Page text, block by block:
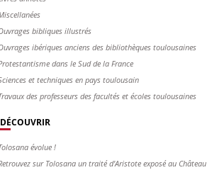
bibliques illustrés
ibériques anciens des bibliothèques toulousaines
dans le Sud de la France
et techniques en pays toulousain
des professeurs des facultés et écoles toulousaines
DÉCOUVRIR
évolue !
sur Tolosana un traité d'Aristote exposé au